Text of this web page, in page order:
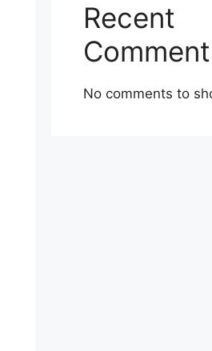
Recent
No comments to